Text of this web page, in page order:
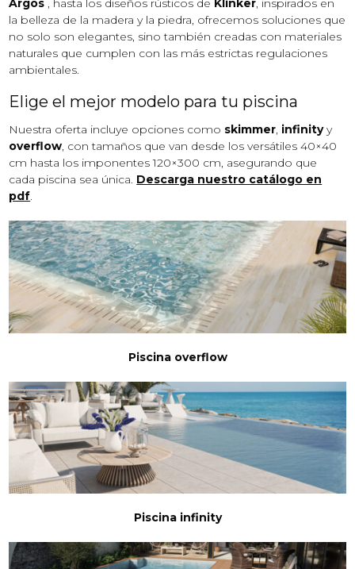
Argos , hasta los diseños rústicos de Klinker, inspirados en
la belleza de la madera y la piedra, ofrecemos soluciones que
no solo son elegantes, sino también creadas con materiales
naturales que cumplen con las más estrictas regulaciones
ambientales.
Elige el mejor modelo para tu piscina
Nuestra oferta incluye opciones como skimmer, infinityy
overflow, con tamaños que van desde los versátiles 40×40
cm hasta los imponentes 120×300 cm, asegurando que
cada piscina sea única. Descarga nuestro catálogo en
pdf.
Piscina overflow
Piscina infinity